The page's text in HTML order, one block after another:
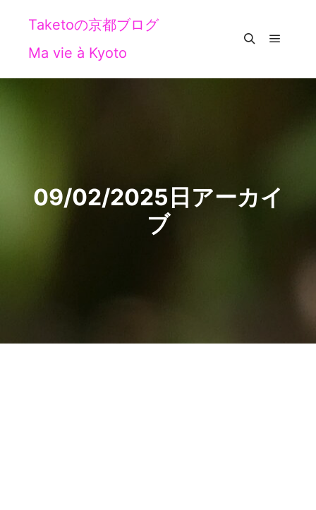
Taketoの京都ブログ
Ma vie à Kyoto
09/02/2025日アーカイ
ブ